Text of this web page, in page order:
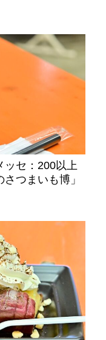
ッセ：200以上
つまいも博」